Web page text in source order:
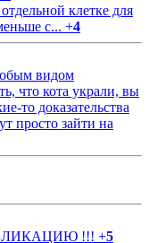
клетке для
с... +4
видом
что кота украли, вы
то доказательства
просто зайти на
!!! +5